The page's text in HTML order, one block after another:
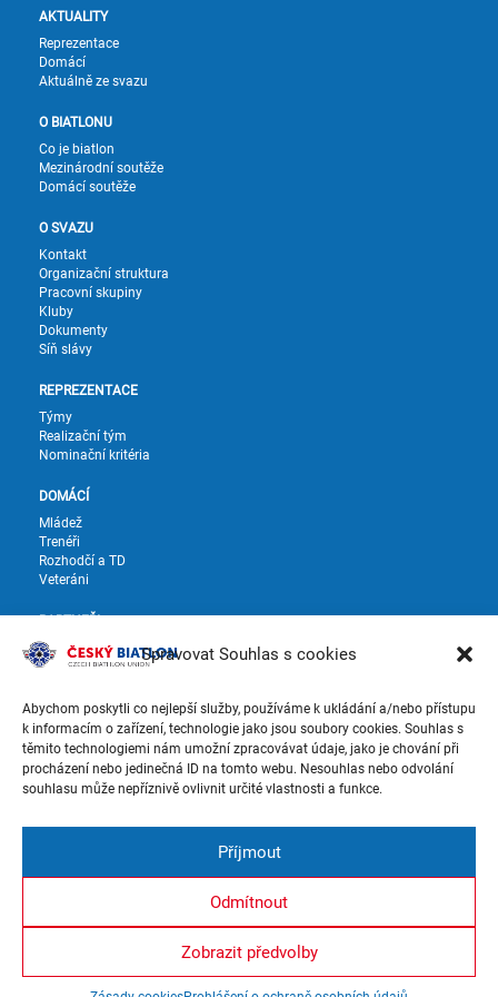
Spravovat Souhlas s cookies
Abychom poskytli co nejlepší služby, používáme k ukládání a/nebo přístupu
k informacím o zařízení, technologie jako jsou soubory cookies. Souhlas s
těmito technologiemi nám umožní zpracovávat údaje, jako je chování při
procházení nebo jedinečná ID na tomto webu. Nesouhlas nebo odvolání
souhlasu může nepříznivě ovlivnit určité vlastnosti a funkce.
Příjmout
Odmítnout
Zobrazit předvolby
AKTUALITY
Reprezentace
Domácí
Aktuálně ze svazu
O BIATLONU
Co je biatlon
Mezinárodní soutěže
Domácí soutěže
O SVAZU
Kontakt
Organizační struktura
Pracovní skupiny
Kluby
Dokumenty
Síň slávy
REPREZENTACE
Týmy
Realizační tým
Nominační kritéria
DOMÁCÍ
Mládež
Trenéři
Rozhodčí a TD
Veteráni
PARTNEŘI
Partneři
Dodavatelé
SOUTĚŽE A VÝSLEDKY
Soutěže a výsledky ČP
Výsledky IBU
Biatlon
Letní biatlon
Superstřelec Alpine Pro
Podpora výpočtu oblastních závodů
Všechna práva vyhrazena ©2026, Český svaz biatlonu, z.s.. Vytvořeno
službou